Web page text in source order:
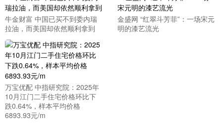
牛金财富 中国已买不到委内瑞
拉油，而美国却依然顺利拿到
金盛网 “红翠斗芳菲”：一场宋元
明的漆艺流光
万宝优配 中指研究院：2025年
10月江门二手住宅价格环比下
跌0.64%，样本平均价格
6893.93元/m